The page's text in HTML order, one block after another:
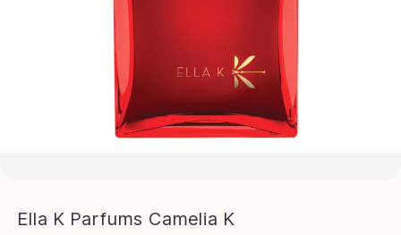
Ella K Parfums Camelia K